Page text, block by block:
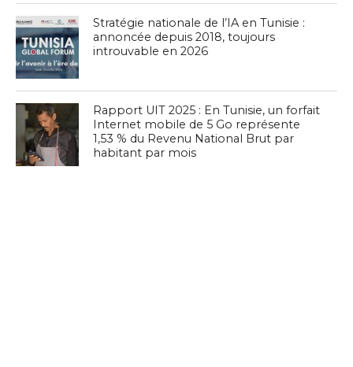
Stratégie nationale de l’IA en Tunisie :
annoncée depuis 2018, toujours
introuvable en 2026
Rapport UIT 2025 : En Tunisie, un forfait
Internet mobile de 5 Go représente
1,53 % du Revenu National Brut par
habitant par mois